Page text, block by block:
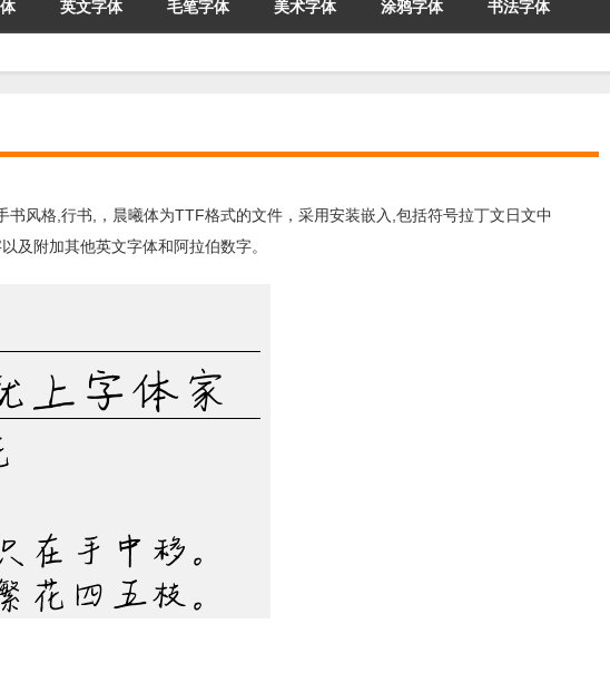
英文字体 毛笔字体 美术字体 涂鸦字体 书法字体
风格,行书,，晨曦体为TTF格式的文件，采用安装嵌入,包括符号拉丁文日文中
及附加其他英文字体和阿拉伯数字。